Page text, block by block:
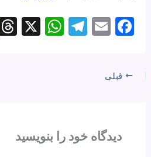
F
e
o
E
T
W
p
X
قبلی
دیدگاه‌ خود را بنویسید